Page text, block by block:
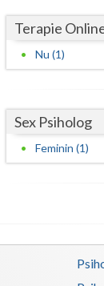
Terapie
Nu (1)
Sex Psiholog
Feminin (1)